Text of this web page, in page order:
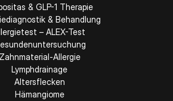
& GLP-1 Therapie
& Behandlung
– ALEX-Test
Zahnmaterial-Allergie
Lymphdrainage
Altersflecken
Hämangiome